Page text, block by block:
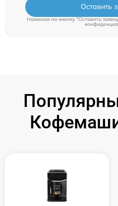
Оставить
Нажимая на кнопку "Оставить